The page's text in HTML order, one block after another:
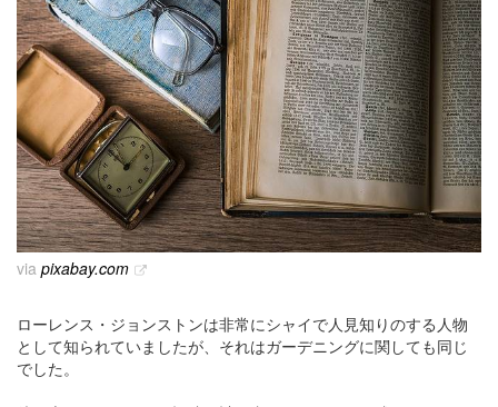
via pixabay.com
ローレンス・ジョンストンは非常にシャイで人見知りのする人物
として知られていましたが、それはガーデニングに関しても同じ
でした。